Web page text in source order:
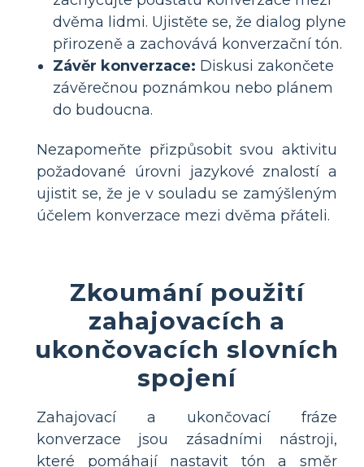
dvěma lidmi. Ujistěte se, že dialog plyne
přirozeně a zachovává konverzační tón.
Závěr konverzace: Diskusi zakončete
závěrečnou poznámkou nebo plánem
do budoucna.
Nezapomeňte přizpůsobit svou aktivitu
požadované úrovni jazykové znalostí a
ujistit se, že je v souladu se zamýšleným
účelem konverzace mezi dvěma přáteli.
Zkoumání použití
zahajovacích a
ukončovacích slovních
spojení
Zahajovací a ukončovací fráze
konverzace jsou zásadními nástroji,
které pomáhají nastavit tón a směr